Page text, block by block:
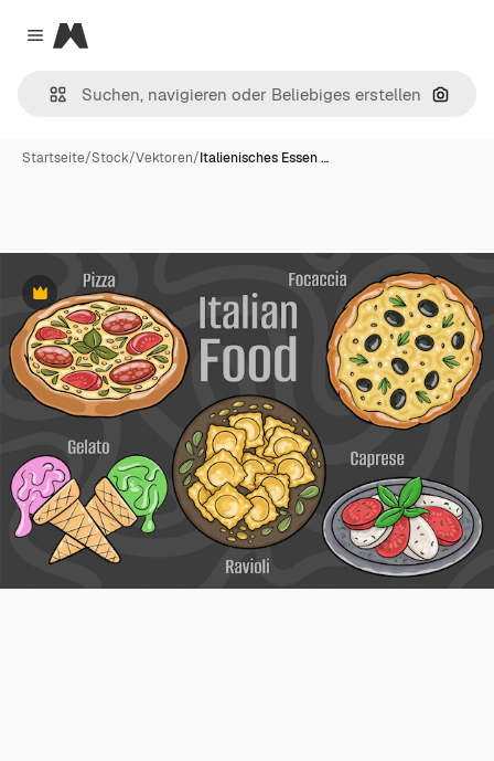
Close menu
Magnific
Nach
Startseite/Stock/Vektoren/Italienisches Essen …
Premium